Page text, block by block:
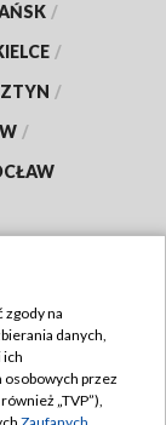
/
/
/
/
zgody na
danych,
ich
przez
„TVP”),